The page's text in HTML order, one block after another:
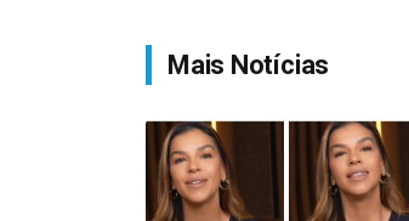
Mais Notícias